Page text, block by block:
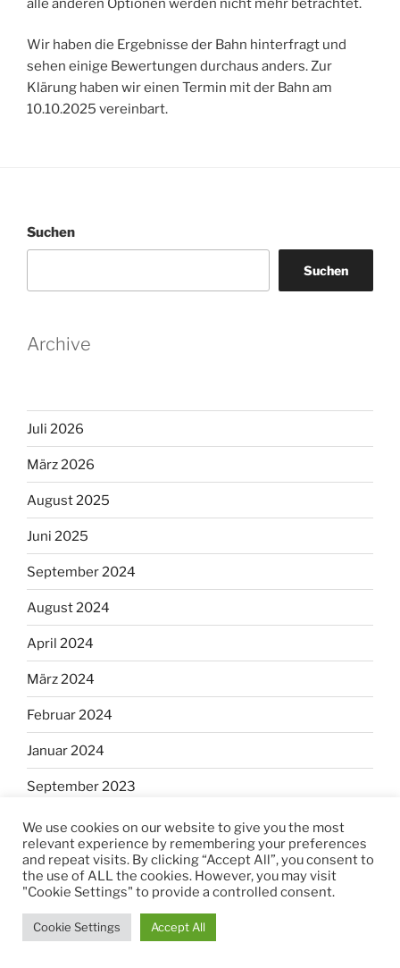
Wir haben die Ergebnisse der Bahn hinterfragt und
sehen einige Bewertungen durchaus anders. Zur
Klärung haben wir einen Termin mit der Bahn am
10.10.2025 vereinbart.
Suchen
Suchen
Archive
Juli 2026
März 2026
August 2025
Juni 2025
September 2024
August 2024
April 2024
März 2024
Februar 2024
Januar 2024
September 2023
August 2023
Juli 2023
März 2023
Februar 2023
We use cookies on our website to give you the most
relevant experience by remembering your preferences
and repeat visits. By clicking “Accept All”, you consent to
the use of ALL the cookies. However, you may visit
"Cookie Settings" to provide a controlled consent.
Cookie Settings Accept All